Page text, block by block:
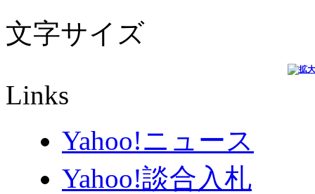
文字サイズ
Links
Yahoo!ニュース
Yahoo!談合入札